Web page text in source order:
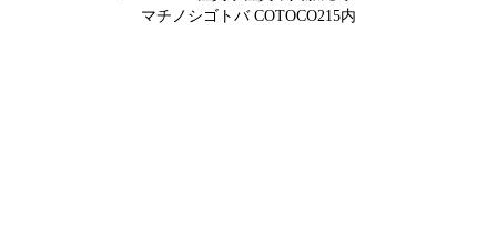
マチノシゴトバ COTOCO215内